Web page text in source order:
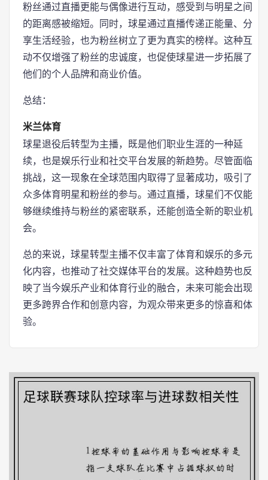
粉丝通过直播更能与偶像进行互动，感受到与明星之间
的距离感被缩短。同时，球星通过直播传递正能量、分
享生活经验，也为粉丝树立了更为真实的榜样。这种互
动不仅增强了粉丝的忠诚度，也促使球星进一步拓展了
他们的个人品牌和商业价值。
总结：
米兰体育
球星退役后转型为主播，既是他们职业生涯的一种延
续，也是娱乐行业和社交平台发展的新趋势。尽管面临
挑战，这一现象在全球范围内取得了显著成功，吸引了
众多体育明星和粉丝的参与。通过直播，球星们不仅能
够继续维持与粉丝的紧密联系，还能创造全新的职业机
会。
总的来说，球星转型主播不仅丰富了体育和娱乐的多元
化内容，也推动了社交媒体平台的发展。这种趋势也反
映了当今娱乐产业和体育行业的融合，未来可能会出现
更多跨界合作和创意内容，为观众带来更多的惊喜和体
验。